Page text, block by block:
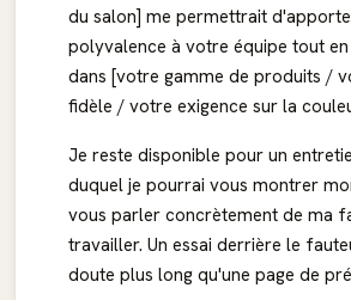
du salon] me permettrait
polyvalence à votre équipe tout
dans [votre gamme de produits /
fidèle / votre exigence sur la
Je reste disponible pour un
duquel je pourrai vous montrer
vous parler concrètement de ma
travailler. Un essai derrière le
doute plus long qu'une page de